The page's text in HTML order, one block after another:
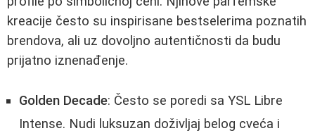
kreacije često su inspirisane bestselerima poznatih
brendova, ali uz dovoljno autentičnosti da budu
prijatno iznenađenje.
Golden Decade: Često se poredi sa YSL Libre
Intense. Nudi luksuzan doživljaj belog cveća i